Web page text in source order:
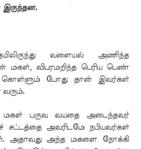
வளையல் அணிந்த
மகள், விபரமறிந்த பெரிய பெண்
கொள்ளும் போது தான் இவர்கள்
பருவ வயதை அடைந்தவர்
சட்டத்தை அவரிடமே நபியவர்கள்
அதாவது அந்த மகளை நோக்கி